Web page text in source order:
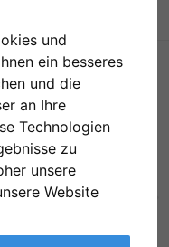
und
ein besseres
und die
an Ihre
Technologien
zu
unsere
Website